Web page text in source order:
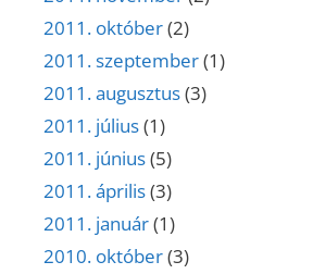
2011. október(2)
2011. szeptember(1)
2011. augusztus(3)
2011. július(1)
2011. június(5)
2011. április(3)
2011. január(1)
2010. október(3)